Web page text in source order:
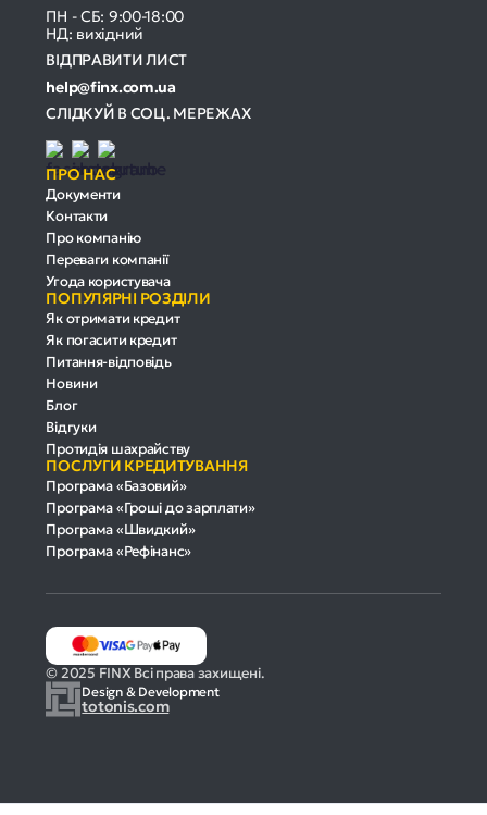
ПН - СБ: 9:00-18:00
НД: вихідний
ВІДПРАВИТИ ЛИСТ
help@finx.com.ua
СЛІДКУЙ В СОЦ. МЕРЕЖАХ
ПРО НАС
Документи
Контакти
Про компанію
Переваги компанії
Угода користувача
ПОПУЛЯРНІ РОЗДІЛИ
Як отримати кредит
Як погасити кредит
Питання-відповідь
Новини
Блог
Відгуки
Протидія шахрайству
ПОСЛУГИ КРЕДИТУВАННЯ
Програма «Базовий»
Програма «Гроші до зарплати»
Програма «Швидкий»
Програма «Рефінанс»
Design & Development
totonis.com
© 2025 FINX Всі права захищені.